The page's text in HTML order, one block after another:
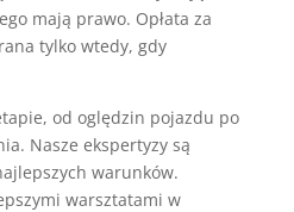
mają prawo. Opłata za
tylko wtedy, gdy
od oględzin pojazdu po
Nasze ekspertyzy są
warunków.
warsztatami w